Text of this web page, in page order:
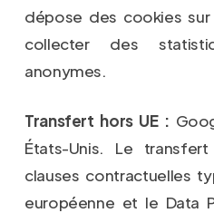
dépose des cookies
collecter des
anonymes.
Transfert hors UE :
États-Unis. Le
clauses contractuelles
européenne et le Data